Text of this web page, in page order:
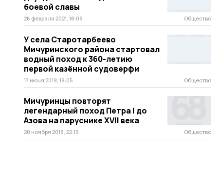
боевой славы
26 февраля 2021, 18:09 Общество
У села Старотарбеево
Мичуринского района стартовал
водный поход к 360-летию
первой казённой судоверфи
17 июня 2019, 18:05 Общество
Мичуринцы повторят
легендарный поход Петра I до
Азова на паруснике XVII века
20 ноября 2018, 22:19 Общество